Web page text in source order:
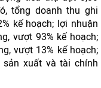
tổng doanh thu ghi
kế hoạch; lợi nhuận
vượt 93% kế hoạch;
vượt 13% kế hoạch;
xuất và tài chính